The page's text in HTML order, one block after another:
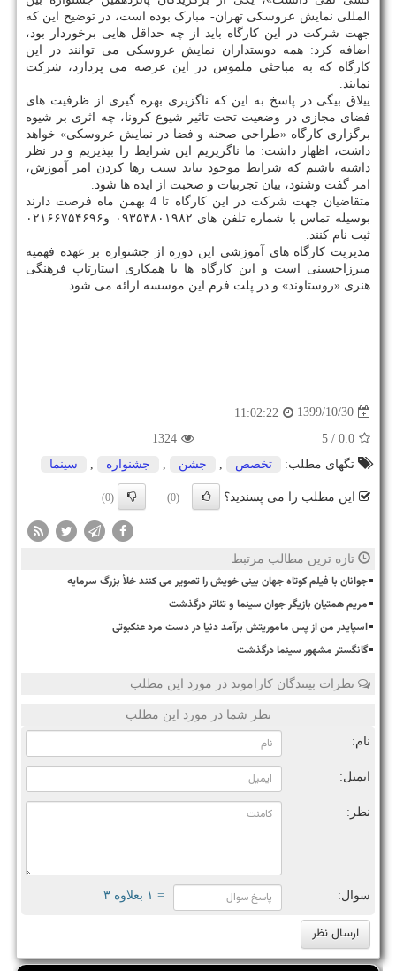
المللی نمایش عروسکی تهران- مبارک بوده است، در توضیح این که
جهت شرکت در این کارگاه باید از چه حداقل هایی برخوردار بود،
اضافه کرد: همه دوستداران نمایش عروسکی می توانند در این
کارگاه که به مباحثی ملموس در این عرصه می پردازد، شرکت
نمایند.
ییلاق بیگی در پاسخ به این که ناگزیری بهره گیری از ظرفیت های
فضای مجازی در وضعیت تحت تاثیر شیوع کرونا، چه اثری بر شیوه
برگزاری کارگاه «طراحی صحنه و فضا در نمایش عروسکی» خواهد
داشت، اظهار داشت: ما ناگزیریم این شرایط را بپذیریم و در نظر
داشته باشیم که شرایط موجود نباید سبب رها کردن امر آموزش،
امر گفت وشنود، بیان تجربیات و صحبت از ایده ها شود.
متقاضیان جهت شرکت در این کارگاه تا 4 بهمن ماه فرصت دارند
بوسیله تماس با شماره تلفن های ۰۹۳۵۳۸۰۱۹۸۲ و۰۲۱۶۶۷۵۴۶۹۶
ثبت نام کنند.
مدیریت کارگاه های آموزشی این دوره از جشنواره بر عهده فهمیه
میرزاحسینی است و این کارگاه ها با همکاری استارتاپ فرهنگی
هنری «روستاوند» و در پلت فرم این موسسه ارائه می شود.
1399/10/30
11:02:22
0.0
/ 5
1324
تگهای مطلب:
تخصص , جشن , جشنواره , سینما
این مطلب را می پسندید؟ (0)
(0)
تازه ترین مطالب مرتبط
جوانان با فیلم کوتاه جهان بینی خویش را تصویر می کنند خلأ بزرگ سرمایه
مریم همتیان بازیگر جوان سینما و تئاتر درگذشت
اسپایدر من از پس ماموریتش برآمد دنیا در دست مرد عنکبوتی
گانگستر مشهور سینما درگذشت
نظرات بینندگان کاراموند در مورد این مطلب
نظر شما در مورد این مطلب
نام:
ایمیل:
نظر:
سوال: = ۱ بعلاوه ۳